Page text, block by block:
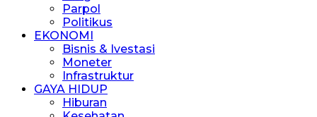
Parpol
Politikus
EKONOMI
Bisnis & Ivestasi
Moneter
Infrastruktur
GAYA HIDUP
Hiburan